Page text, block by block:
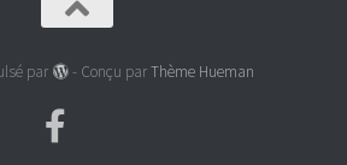
par - Conçu parThème Hueman